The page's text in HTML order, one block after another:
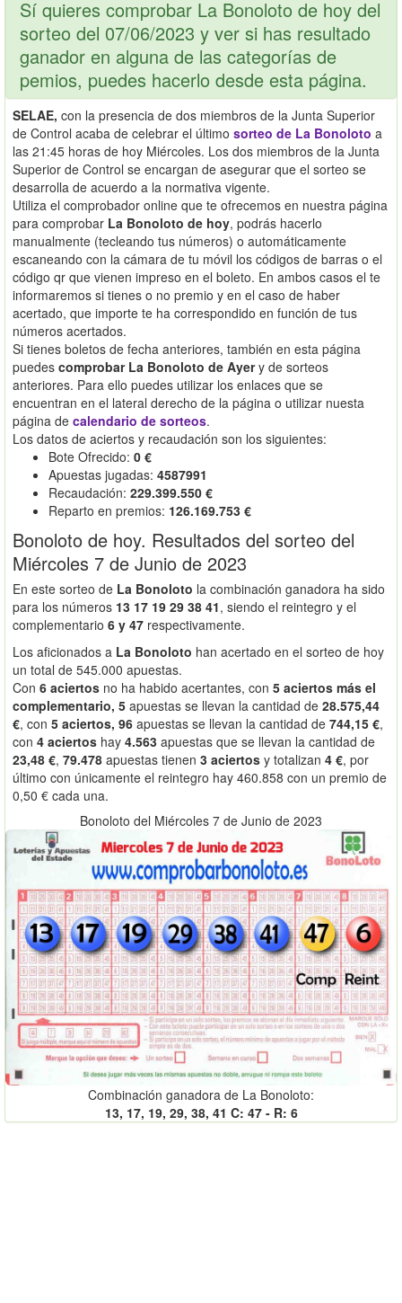
Sí quieres comprobar La Bonoloto de hoy del
sorteo del 07/06/2023 y ver si has resultado
ganador en alguna de las categorías de
pemios, puedes hacerlo desde esta página.
SELAE, con la presencia de dos miembros de la Junta Superior
de Control acaba de celebrar el último sorteo de La Bonoloto a
las 21:45 horas de hoy Miércoles. Los dos miembros de la Junta
Superior de Control se encargan de asegurar que el sorteo se
desarrolla de acuerdo a la normativa vigente.
Utiliza el comprobador online que te ofrecemos en nuestra página
para comprobar La Bonoloto de hoy, podrás hacerlo
manualmente (tecleando tus números) o automáticamente
escaneando con la cámara de tu móvil los códigos de barras o el
código qr que vienen impreso en el boleto. En ambos casos el te
informaremos si tienes o no premio y en el caso de haber
acertado, que importe te ha correspondido en función de tus
números acertados.
Si tienes boletos de fecha anteriores, también en esta página
puedes comprobar La Bonoloto de Ayery de sorteos
anteriores. Para ello puedes utilizar los enlaces que se
encuentran en el lateral derecho de la página o utilizar nuesta
página de calendario de sorteos.
Los datos de aciertos y recaudación son los siguientes:
Bote Ofrecido: 0 €
Apuestas jugadas: 4587991
Recaudación: 229.399.550 €
Reparto en premios: 126.169.753 €
Bonoloto de hoy. Resultados del sorteo del
Miércoles 7 de Junio de 2023
En este sorteo de La Bonoloto la combinación ganadora ha sido
para los números 13 17 19 29 38 41, siendo el reintegro y el
complementario 6 y 47 respectivamente.
Los aficionados a La Bonoloto han acertado en el sorteo de hoy
un total de 545.000 apuestas.
Con 6 aciertos no ha habido acertantes, con 5 aciertos más el
complementario, 5 apuestas se llevan la cantidad de 28.575,44
€, con 5 aciertos, 96 apuestas se llevan la cantidad de 744,15 €,
con 4 aciertos hay 4.563 apuestas que se llevan la cantidad de
23,48 €, 79.478 apuestas tienen 3 aciertos y totalizan 4 €, por
último con únicamente el reintegro hay 460.858 con un premio de
0,50 € cada una.
Bonoloto del Miércoles 7 de Junio de 2023
Combinación ganadora de La Bonoloto:
13, 17, 19, 29, 38, 41 C: 47 - R: 6